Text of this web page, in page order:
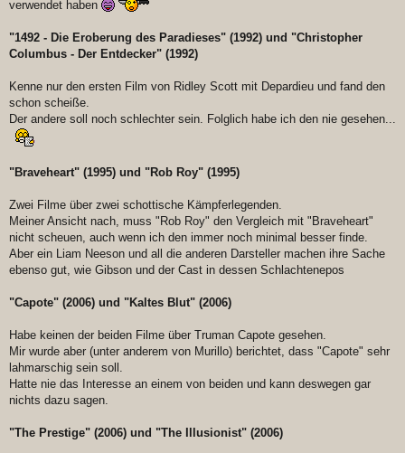
verwendet haben
"1492 - Die Eroberung des Paradieses" (1992) und "Christopher
Columbus - Der Entdecker" (1992)
Kenne nur den ersten Film von Ridley Scott mit Depardieu und fand den
schon scheiße.
Der andere soll noch schlechter sein. Folglich habe ich den nie gesehen...
"Braveheart" (1995) und "Rob Roy" (1995)
Zwei Filme über zwei schottische Kämpferlegenden.
Meiner Ansicht nach, muss "Rob Roy" den Vergleich mit "Braveheart"
nicht scheuen, auch wenn ich den immer noch minimal besser finde.
Aber ein Liam Neeson und all die anderen Darsteller machen ihre Sache
ebenso gut, wie Gibson und der Cast in dessen Schlachtenepos
"Capote" (2006) und "Kaltes Blut" (2006)
Habe keinen der beiden Filme über Truman Capote gesehen.
Mir wurde aber (unter anderem von Murillo) berichtet, dass "Capote" sehr
lahmarschig sein soll.
Hatte nie das Interesse an einem von beiden und kann deswegen gar
nichts dazu sagen.
"The Prestige" (2006) und "The Illusionist" (2006)